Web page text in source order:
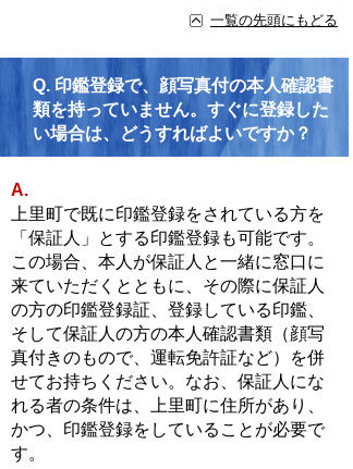
一覧の先頭にもどる
Q. 印鑑登録で、顔写真付の本人確認書
類を持っていません。すぐに登録した
い場合は、どうすればよいですか？
A.
上里町で既に印鑑登録をされている方を
「保証人」とする印鑑登録も可能です。
この場合、本人が保証人と一緒に窓口に
来ていただくとともに、その際に保証人
の方の印鑑登録証、登録している印鑑、
そして保証人の方の本人確認書類（顔写
真付きのもので、運転免許証など）を併
せてお持ちください。なお、保証人にな
れる者の条件は、上里町に住所があり、
かつ、印鑑登録をしていることが必要で
す。